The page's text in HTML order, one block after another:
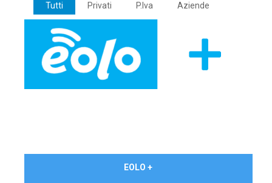
Tutti Privati P.Iva Aziende
EOLO +